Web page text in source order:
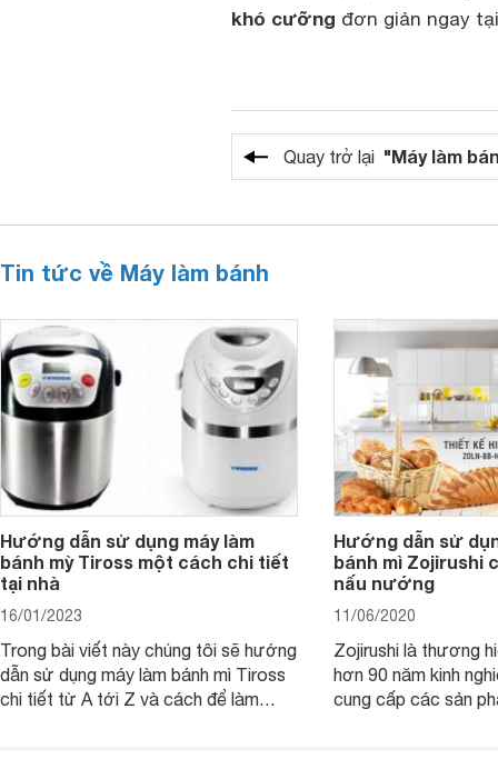
khó cưỡng đơn giản ngay
Quay trở lại "Máy làm
Tin tức về Máy làm bánh
Hướng dẫn sử dụng máy làm
bánh mỳ Tiross một cách chi tiết
tại nhà
16/01/2023
Trong bài viết này chúng tôi sẽ hướng
dẫn sử dụng máy làm bánh mì Tiross
chi tiết từ A tới Z và cách để làm
Hướng dẫn sử
bánh mì Zojirushi
nấu nướng
11/06/2020
Zojirushi là thương
hơn 90 năm kinh
cung cấp các sản